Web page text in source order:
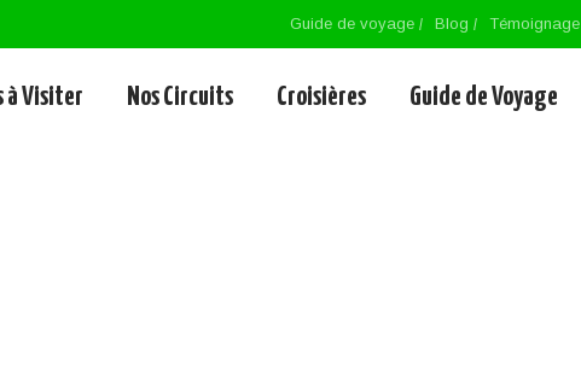
Guide de voyage Blog Témoignage
à Visiter Nos Circuits Croisières Guide de Voyage